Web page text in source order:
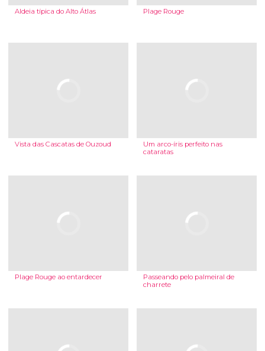
Aldeia típica do Alto Átlas Plage Rouge
Vista das Cascatas de Ouzoud
Um arco-íris perfeito nas
cataratas
Plage Rouge ao entardecer
Passeando pelo palmeiral de
charrete